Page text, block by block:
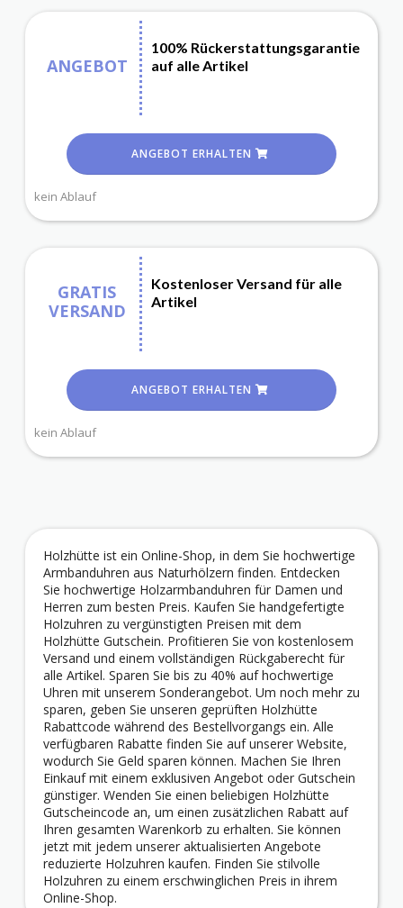
ANGEBOT
100% Rückerstattungsgarantie
auf alle Artikel
ANGEBOT ERHALTEN
kein Ablauf
GRATIS
VERSAND
Kostenloser Versand für alle
Artikel
ANGEBOT ERHALTEN
kein Ablauf
Holzhütte ist ein Online-Shop, in dem Sie hochwertige
Armbanduhren aus Naturhölzern finden. Entdecken
Sie hochwertige Holzarmbanduhren für Damen und
Herren zum besten Preis. Kaufen Sie handgefertigte
Holzuhren zu vergünstigten Preisen mit dem
Holzhütte Gutschein. Profitieren Sie von kostenlosem
Versand und einem vollständigen Rückgaberecht für
alle Artikel. Sparen Sie bis zu 40% auf hochwertige
Uhren mit unserem Sonderangebot. Um noch mehr zu
sparen, geben Sie unseren geprüften Holzhütte
Rabattcode während des Bestellvorgangs ein. Alle
verfügbaren Rabatte finden Sie auf unserer Website,
wodurch Sie Geld sparen können. Machen Sie Ihren
Einkauf mit einem exklusiven Angebot oder Gutschein
günstiger. Wenden Sie einen beliebigen Holzhütte
Gutscheincode an, um einen zusätzlichen Rabatt auf
Ihren gesamten Warenkorb zu erhalten. Sie können
jetzt mit jedem unserer aktualisierten Angebote
reduzierte Holzuhren kaufen. Finden Sie stilvolle
Holzuhren zu einem erschwinglichen Preis in ihrem
Online-Shop.